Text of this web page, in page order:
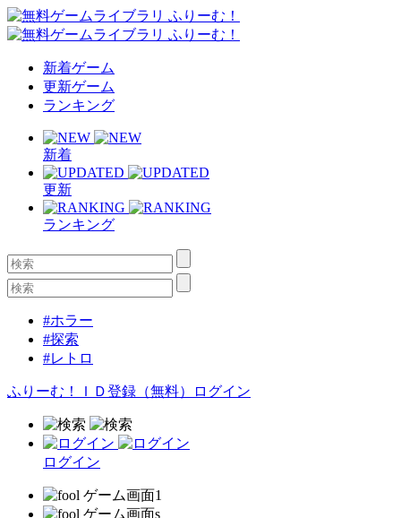
新着ゲーム
更新ゲーム
ランキング
新着
更新
ランキング
#ホラー
#探索
#レトロ
ふりーむ！ＩＤ登録（無料） ログイン
ログイン